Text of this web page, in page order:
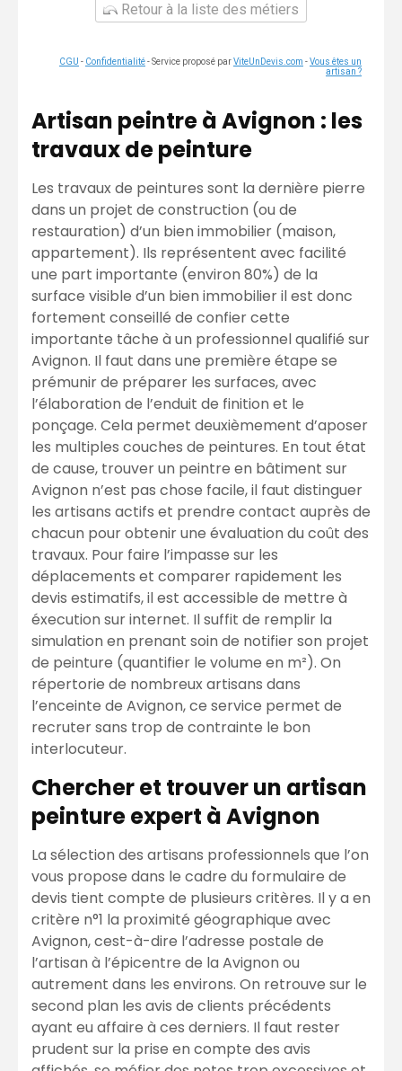
Retour à la liste des métiers
CGU - Confidentialité- Service proposé parViteUnDevis.com -Vous êtes un
artisan ?
Artisan peintre à Avignon : les
travaux de peinture
Les travaux de peintures sont la dernière pierre
dans un projet de construction (ou de
restauration) d’un bien immobilier (maison,
appartement). Ils représentent avec facilité
une part importante (environ 80%) de la
surface visible d’un bien immobilier il est donc
fortement conseillé de confier cette
importante tâche à un professionnel qualifié sur
Avignon. Il faut dans une première étape se
prémunir de préparer les surfaces, avec
l’élaboration de l’enduit de finition et le
ponçage. Cela permet deuxièmement d’aposer
les multiples couches de peintures. En tout état
de cause, trouver un peintre en bâtiment sur
Avignon n’est pas chose facile, il faut distinguer
les artisans actifs et prendre contact auprès de
chacun pour obtenir une évaluation du coût des
travaux. Pour faire l’impasse sur les
déplacements et comparer rapidement les
devis estimatifs, il est accessible de mettre à
éxecution sur internet. Il suffit de remplir la
simulation en prenant soin de notifier son projet
de peinture (quantifier le volume en m²). On
répertorie de nombreux artisans dans
l’enceinte de Avignon, ce service permet de
recruter sans trop de contrainte le bon
interlocuteur.
Chercher et trouver un artisan
peinture expert à Avignon
La sélection des artisans professionnels que l’on
vous propose dans le cadre du formulaire de
devis tient compte de plusieurs critères. Il y a en
critère n°1 la proximité géographique avec
Avignon, cest-à-dire l’adresse postale de
l’artisan à l’épicentre de la Avignon ou
autrement dans les environs. On retrouve sur le
second plan les avis de clients précédents
ayant eu affaire à ces derniers. Il faut rester
prudent sur la prise en compte des avis